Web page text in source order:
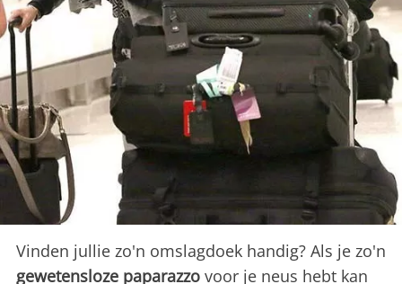
Vinden jullie zo'n omslagdoek handig? Als je zo'n
gewetensloze paparazzo voor je neus hebt kan